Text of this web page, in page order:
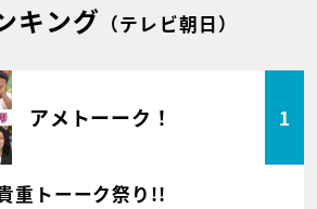
キング （テレビ朝日）
アメトーーク！ 1
重トーーク祭り!!